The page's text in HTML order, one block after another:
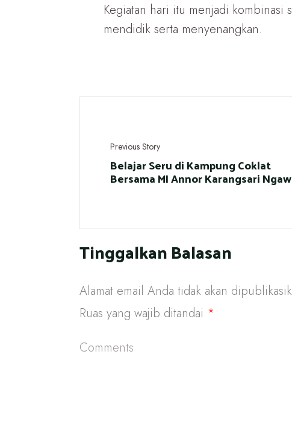
Kegiatan hari itu menjadi kombinasi
mendidik serta menyenangkan.
Previous Story
Belajar Seru di Kampung Coklat
Bersama MI Annor Karangsari
Tinggalkan Balasan
Alamat email Anda tidak akan
Ruas yang wajib ditandai *